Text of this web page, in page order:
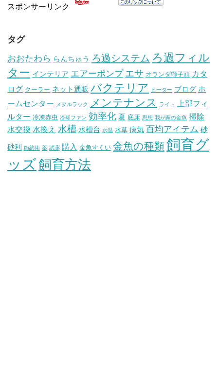
スポンサーリンク
タグ
おおたわら らんちゅう ろ過システム ろ過フィル
ター インテリア エアーポンプ エサ オランダ獅子頭 カタ
ログ クーラー ネット通販 バクテリア ヒーター ブログ ホ
ームセンター メタルラック メンテナンス ライト
上部フィ
ルター 冷凍赤虫 冷却ファン 効率化 夏 底床 思想 我が家の金魚 掃除
水交換 水換え 水槽 水槽台 水温 水草 病気 百均アイテム 砂
砂利 節約術 薬 試薬 購入 金魚すくい 金魚の種類飼育グ
ッズ飼育方法